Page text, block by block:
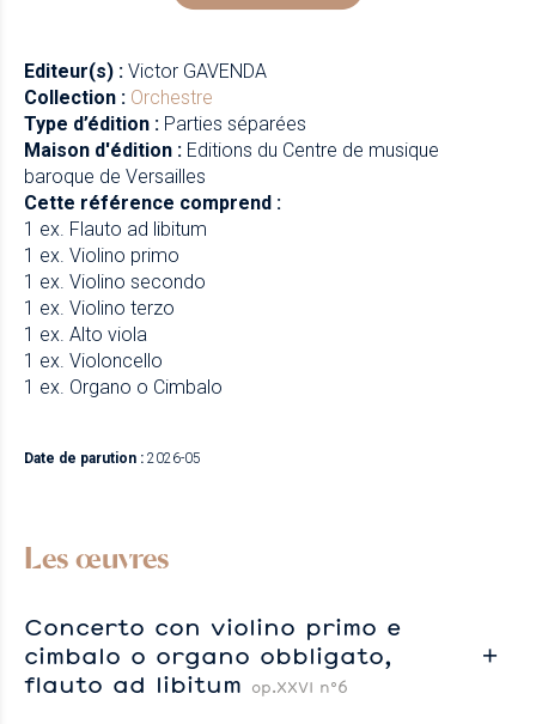
Editeur(s) : Victor GAVENDA
Collection : Orchestre
Type d’édition : Parties séparées
Maison d'édition : Editions du Centre de musique
baroque de Versailles
Cette référence comprend :
1 ex. Flauto ad libitum
1 ex. Violino primo
1 ex. Violino secondo
1 ex. Violino terzo
1 ex. Alto viola
1 ex. Violoncello
1 ex. Organo o Cimbalo
Date de parution : 2026-05
Les œuvres
Concerto con violino primo e
cimbalo o organo obbligato,
flauto ad libitum
op.XXVI n°6